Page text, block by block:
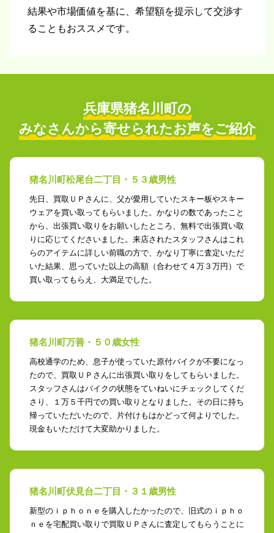
結果や市場価値を基に、希望額を提示して交渉す
ることもおススメです。
兵庫県猪名川町の
みなさんから寄せられたお声をご紹介
猪名川町松尾台二丁目・５３歳男性
先日、買取ＵＰさんに、父が愛用していたスキー板やスキー
ウェアを買い取ってもらいました。かなりの数であったこと
から、出張買い取りをお願いしたところ、無料で出張買い取
りに応じてくださいました。来店されたスタッフさんはこれ
らのアイテムに詳しい前職の方で、かなり丁寧に査定いただ
いた結果、思っていた以上の高額（合わせて４万３万円）で
買い取ってもらえ、大満足でした。
猪名川町万善・５０歳女性
高校通学のため、息子が使っていた原付バイクが不要になっ
たので、買取ＵＰさんに出張買い取りをしてもらいました。
スタッフさんはバイクの状態をていねいにチェックしてくだ
さり、１万５千円での買い取りとなりました。その日に持ち
帰っていただいたので、片付けもはかどって何よりでした。
現金もいただけて大変助かりました。
猪名川町伏見台二丁目・３１歳男性
新型のｉｐｈｏｎｅを購入したかったので、旧式のｉｐｈｏ
ｎｅを宅配買い取りで買取ＵＰさんに査定してもらうことに